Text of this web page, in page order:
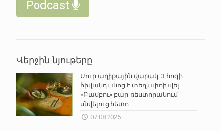
Podcast
Վերջին նյութերը
Սուր աղիքային վարակ. 3 հոգի
հիվանդանոց է տեղափոխվել
«Բամբու» բար-ռեստորանում
սնվելուց հետո
07.08.2026